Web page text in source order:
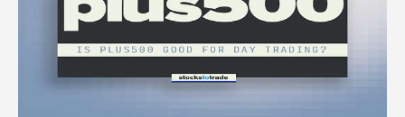
أفضل المدارس في دبي مارينا: دليل مناسب للعائلات